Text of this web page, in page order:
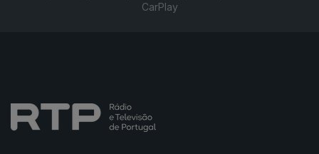
CarPlay